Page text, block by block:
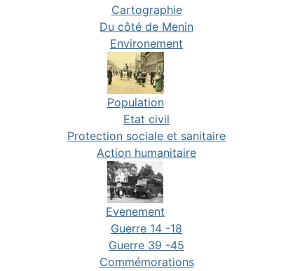
Cartographie
Du côté de Menin
Environement
Population
Etat civil
Protection sociale et sanitaire
Action humanitaire
Evenement
Guerre 14 -18
Guerre 39 -45
Commémorations